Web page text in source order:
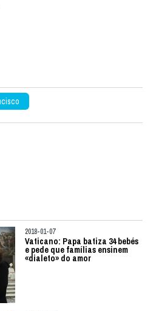
2018-01-07
Vaticano: Papa batiza 34 bebés
e pede que famílias ensinem
«dialeto» do amor